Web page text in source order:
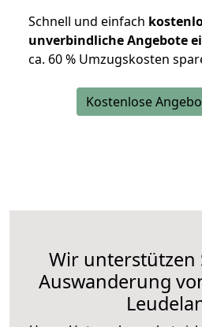
Schnell und einfach
unverbindliche Angebote
ca. 60 % Umzugskosten
Kostenlose
Wir unterstützen
Auswanderung